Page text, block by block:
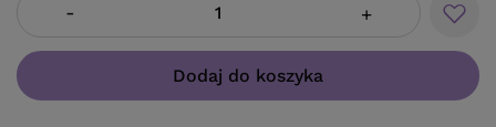
- +
Dodaj do koszyka